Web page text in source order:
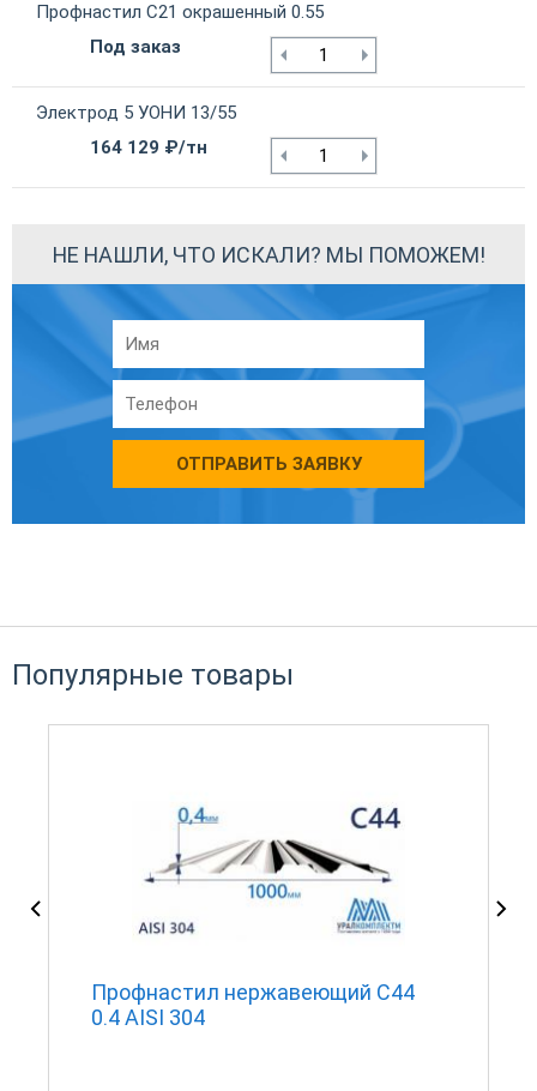
Профнастил С21 окрашенный 0.55
Под заказ
Электрод 5 УОНИ 13/55
164 129 ₽/тн
НЕ НАШЛИ, ЧТО ИСКАЛИ? МЫ ПОМОЖЕМ!
ОТПРАВИТЬ ЗАЯВКУ
Популярные товары
Профнастил нержавеющий С44
0.4 AISI 304